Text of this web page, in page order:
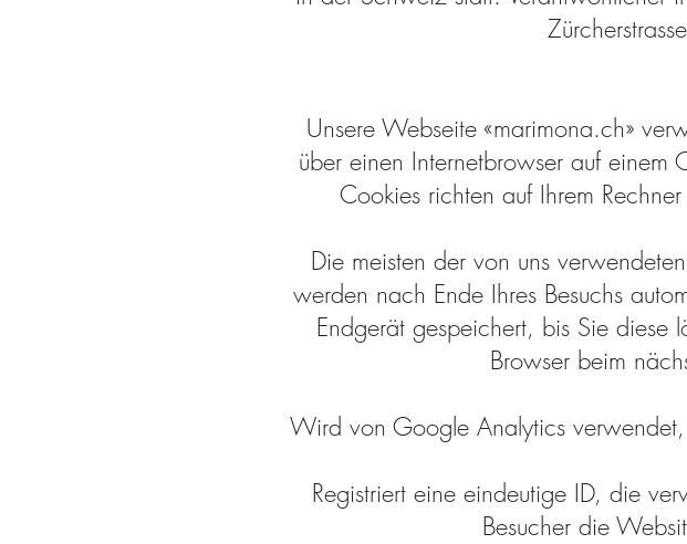
Unsere Webseite «marimona.ch»
über einen Internetbrowser auf einem
Cookies richten auf Ihrem
Die meisten der von uns
werden nach Ende Ihres Besuchs
Endgerät gespeichert, bis Sie diese
Browser beim
Wird von Google Analytics verwendet,
Registriert eine eindeutige ID, die
Besucher die